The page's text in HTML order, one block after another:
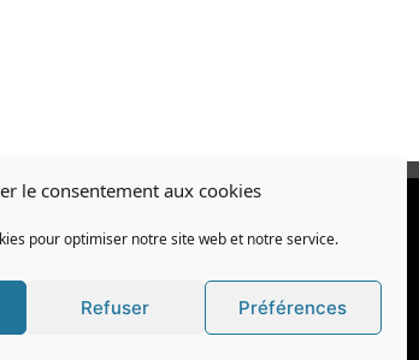
le consentement aux cookies
pour optimiser notre site web et notre service.
Refuser Préférences